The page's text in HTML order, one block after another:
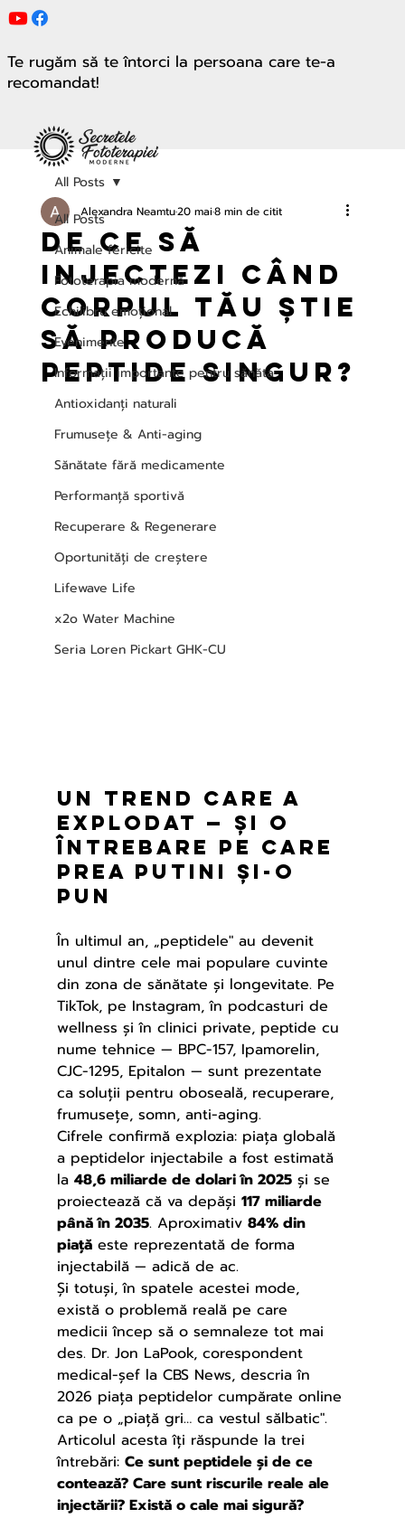
Te rugăm să te întorci la persoana care te-a
recomandat!
All Posts
Animale fericite
Fototerapia modernă
Echilibru emoțional
Evenimente
Informații importante pentru sănăta
Antioxidanți naturali
Frumusețe & Anti-aging
Sănătate fără medicamente
Performanță sportivă
Recuperare & Regenerare
Oportunități de creștere
Lifewave Life
x2o Water Machine
Seria Loren Pickart GHK-CU
All Posts
De ce să
injectezi când
corpul tău știe
să producă
peptide singur?
Alexandra Neamtu20 mai8 min de citit
Un trend care a
explodat — și o
întrebare pe care
prea puTini și-o
pun
În ultimul an, „peptidele" au devenit
unul dintre cele mai populare cuvinte
din zona de sănătate și longevitate. Pe
TikTok, pe Instagram, în podcasturi de
wellness și în clinici private, peptide cu
nume tehnice — BPC-157, Ipamorelin,
CJC-1295, Epitalon — sunt prezentate
ca soluții pentru oboseală, recuperare,
frumusețe, somn, anti-aging.
Cifrele confirmă explozia: piața globală
a peptidelor injectabile a fost estimată
la 48,6 miliarde de dolari în 2025 și se
proiectează că va depăși 117 miliarde
până în 2035. Aproximativ 84% din
piață este reprezentată de forma
injectabilă — adică de ac.
Și totuși, în spatele acestei mode,
există o problemă reală pe care
medicii încep să o semnaleze tot mai
des. Dr. Jon LaPook, corespondent
medical-șef la CBS News, descria în
2026 piața peptidelor cumpărate online
ca pe o „piață gri… ca vestul sălbatic".
Articolul acesta îți răspunde la trei
întrebări: Ce sunt peptidele și de ce
contează? Care sunt riscurile reale ale
injectării? Există o cale mai sigură?